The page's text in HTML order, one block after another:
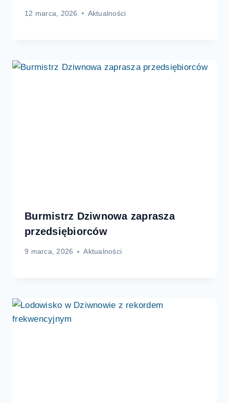
12 marca, 2026 Aktualności
Burmistrz Dziwnowa zaprasza
przedsiębiorców
9 marca, 2026 Aktualności